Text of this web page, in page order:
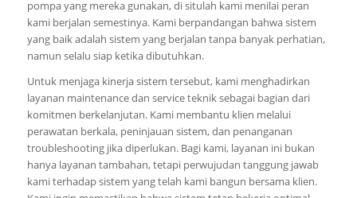
pompa yang mereka gunakan, di situlah kami menilai peran
kami berjalan semestinya. Kami berpandangan bahwa sistem
yang baik adalah sistem yang berjalan tanpa banyak perhatian,
namun selalu siap ketika dibutuhkan.
Untuk menjaga kinerja sistem tersebut, kami menghadirkan
layanan maintenance dan service teknik sebagai bagian dari
komitmen berkelanjutan. Kami membantu klien melalui
perawatan berkala, peninjauan sistem, dan penanganan
troubleshooting jika diperlukan. Bagi kami, layanan ini bukan
hanya layanan tambahan, tetapi perwujudan tanggung jawab
kami terhadap sistem yang telah kami bangun bersama klien.